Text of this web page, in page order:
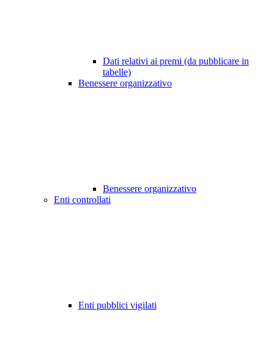
Dati relativi ai premi (da pubblicare in
tabelle)
Benessere organizzativo
Benessere organizzativo
Enti controllati
Enti pubblici vigilati